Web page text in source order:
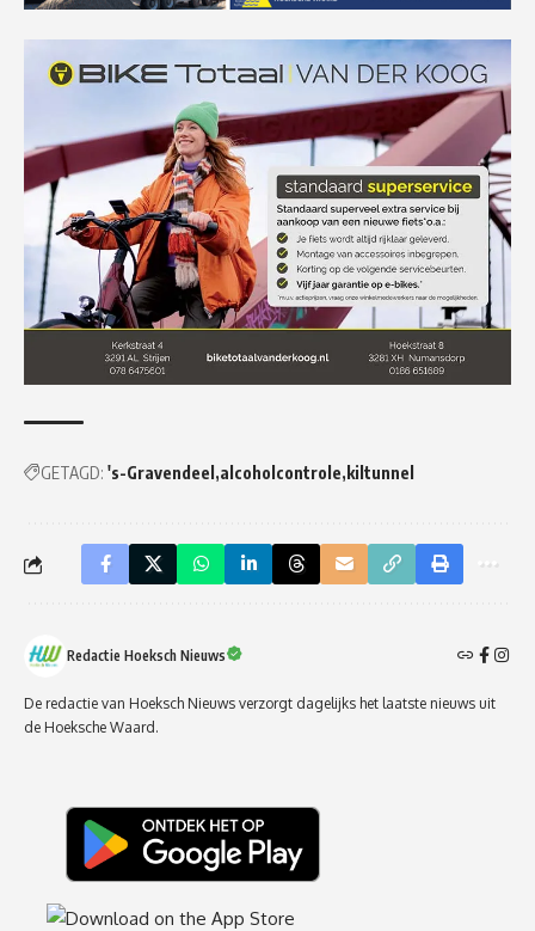
GETAGD: 's-Gravendeel alcoholcontrole kiltunnel
Redactie Hoeksch Nieuws
De redactie van Hoeksch Nieuws verzorgt dagelijks het laatste nieuws uit
de Hoeksche Waard.